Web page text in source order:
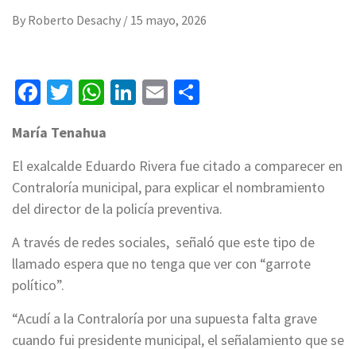
By Roberto Desachy / 15 mayo, 2026
Facebook
Twitter
WhatsApp
LinkedIn
Email
María Tenahua
El exalcalde Eduardo Rivera fue citado a comparecer en
Contraloría municipal, para explicar el nombramiento
del director de la policía preventiva.
A través de redes sociales, señaló que este tipo de
llamado espera que no tenga que ver con “garrote
político”.
“Acudí a la Contraloría por una supuesta falta grave
cuando fui presidente municipal, el señalamiento que se